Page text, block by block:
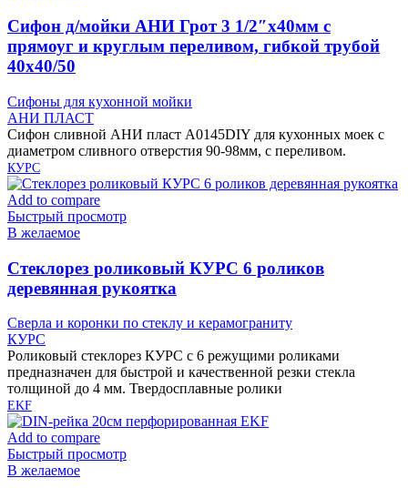
Cифон д/мойки АНИ Грот 3 1/2″х40мм с
прямоуг и круглым переливом, гибкой трубой
40х40/50
Сифоны для кухонной мойки
АНИ ПЛАСТ
Сифон сливной АНИ пласт A0145DIY для кухонных моек с
диаметром сливного отверстия 90-98мм, с переливом.
КУРС
Add to compare
Быстрый просмотр
В желаемое
Cтеклорез роликовый КУРС 6 роликов
деревянная рукоятка
Сверла и коронки по стеклу и керамограниту
КУРС
Роликовый стеклорез КУРС с 6 режущими роликами
предназначен для быстрой и качественной резки стекла
толщиной до 4 мм. Твердосплавные ролики
EKF
Add to compare
Быстрый просмотр
В желаемое